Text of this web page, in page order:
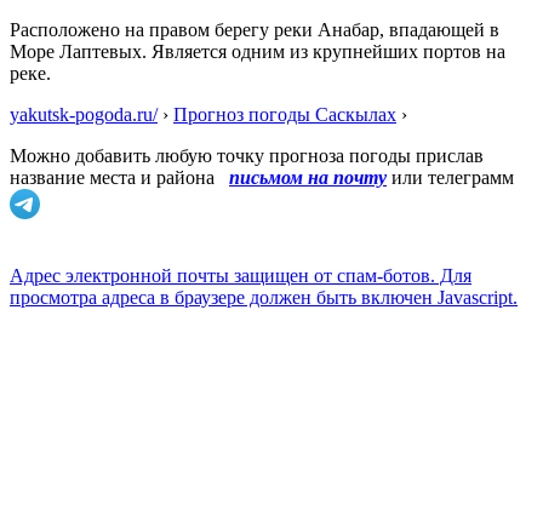
Расположено на правом берегу реки Анабар, впадающей в
Море Лаптевых. Является одним из крупнейших портов на
реке.
yakutsk-pogoda.ru/› Прогноз погоды Саскылах ›
Можно добавить любую точку прогноза погоды прислав
название места и района
письмом на почту или телеграмм
Адрес электронной почты защищен от спам-ботов. Для
просмотра адреса в браузере должен быть включен Javascript.